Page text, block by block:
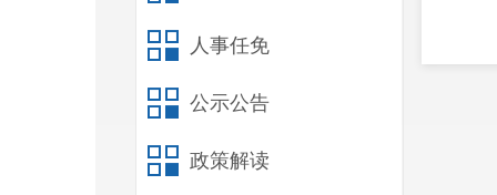
人事任免
公示公告
政策解读